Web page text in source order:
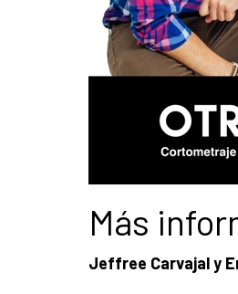
Más
Jeffree Carvajal y